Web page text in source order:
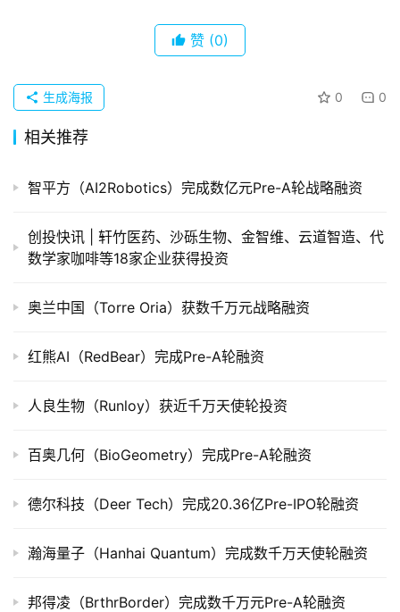
并
购
重
司
上
投
创
院
登录
赞 (0)
0 0
生成海报
相关推荐
智平方（AI2Robotics）完成数亿元Pre-A轮战略融资
创投快讯 | 轩竹医药、沙砾生物、金智维、云道智造、代
数学家咖啡等18家企业获得投资
奥兰中国（Torre Oria）获数千万元战略融资
红熊AI（RedBear）完成Pre-A轮融资
人良生物（Runloy）获近千万天使轮投资
百奥几何（BioGeometry）完成Pre-A轮融资
德尔科技（Deer Tech）完成20.36亿Pre-IPO轮融资
瀚海量子（Hanhai Quantum）完成数千万天使轮融资
邦得凌（BrthrBorder）完成数千万元Pre-A轮融资